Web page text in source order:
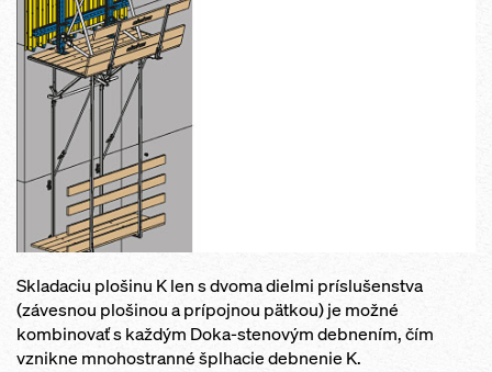
Skladaciu plošinu K len s dvoma dielmi príslušenstva
(závesnou plošinou a prípojnou pätkou) je možné
kombinovať s každým Doka-stenovým debnením, čím
vznikne mnohostranné šplhacie debnenie K.